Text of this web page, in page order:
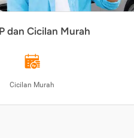
dan Cicilan Murah
Cicilan Murah